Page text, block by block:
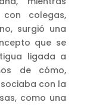
colegas,
surgió una
que se
ligada a
de cómo,
con la
como una